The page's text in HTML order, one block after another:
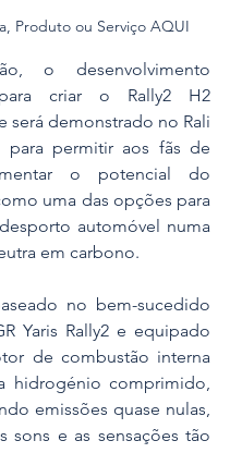
Produto ou Serviço AQUI
o desenvolvimento
criar o Rally2 H2
será demonstrado no Rali
para permitir aos fãs de
o potencial do
uma das opções para
automóvel numa
em carbono.
no bem-sucedido
Yaris Rally2 e equipado
de combustão interna
hidrogénio comprimido,
emissões quase nulas,
sons e as sensações tão